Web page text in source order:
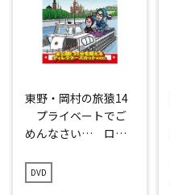
東野・岡村の旅猿14
プライベートでご
めんなさい… ロシ
の旅 ルンルン編
プレミアム完全版
DVD